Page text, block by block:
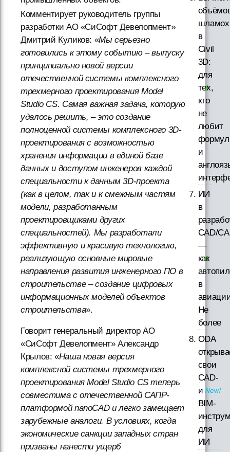
Комментирует руководитель группы
разработки АО «СиСофт Девелопмент»
Дмитрий Куликов: «Мы серьезно
готовились к этому событию – выпуску
принципиально новой версии
отечественной системы комплексного
трехмерного проектирования Model
Studio CS. Самая важная задача, которую
удалось решить, – это создание
полноценной системы комплексного 3D-
проектирования с возможностью
хранения информации в единой базе
данных и доступом инженеров каждой
специальности к данным 3D-проекта
(как в целом, так и к смежным частям
модели, разработанным
проектировщиками других
специальностей). Мы разработали
эффективную и красивую технологию,
реализующую основные мировые
направления развития инженерного ПО в
строительстве – создание цифровых
информационных моделей объектов
строительства».
Говорит генеральный директор АО
«СиСофт Девелопмент» Александр
Крылов: «Наша новая версия
комплексной системы трехмерного
проектирования Model Studio CS теперь
совместима с отечественной САПР-
платформой nanoCAD и легко замещает
зарубежные аналоги. В условиях, когда
экономические санкции западных стран
призваны нанести ущерб
в
Civil
3D:
для
тех,
кто
не
любит
и
ИИ
в
CAD/
—
как
в
Не
более
ODA
свои
CAD-
и
BIM-
для
ИИ